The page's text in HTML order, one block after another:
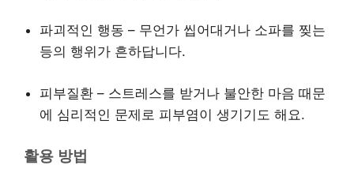
파괴적인 행동 – 무언가 씹어대거나 소파를 찢는
등의 행위가 흔하답니다.
피부질환 – 스트레스를 받거나 불안한 마음 때문
에 심리적인 문제로 피부염이 생기기도 해요.
활용 방법